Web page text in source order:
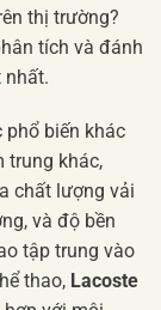
thị trường?
tích và đánh
nhất.
phổ biến khác
trung khác,
chất lượng vải
và độ bền
tập trung vào
thao, Lacoste